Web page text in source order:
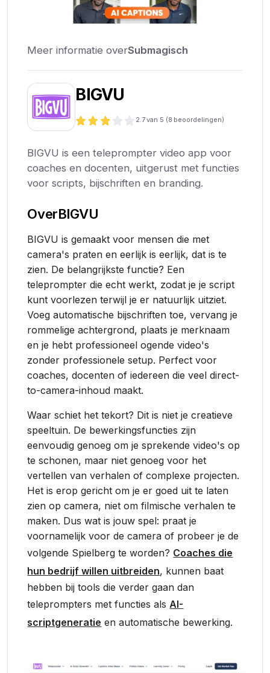
Meer informatie overSubmagisch
BIGVU
2.7van 5 (8 beoordelingen)
BIGVU is een teleprompter video app voor
coaches en docenten, uitgerust met functies
voor scripts, bijschriften en branding.
OverBIGVU
BIGVU is gemaakt voor mensen die met
camera's praten en eerlijk is eerlijk, dat is te
zien. De belangrijkste functie? Een
teleprompter die echt werkt, zodat je je script
kunt voorlezen terwijl je er natuurlijk uitziet.
Voeg automatische bijschriften toe, vervang je
rommelige achtergrond, plaats je merknaam
en je hebt professioneel ogende video's
zonder professionele setup. Perfect voor
coaches, docenten of iedereen die veel direct-
to-camera-inhoud maakt.
Waar schiet het tekort? Dit is niet je creatieve
speeltuin. De bewerkingsfuncties zijn
eenvoudig genoeg om je sprekende video's op
te schonen, maar niet genoeg voor het
vertellen van verhalen of complexe projecten.
Het is erop gericht om je er goed uit te laten
zien op camera, niet om filmische verhalen te
maken. Dus wat is jouw spel: praat je
voornamelijk voor de camera of probeer je de
volgende Spielberg te worden? Coaches die
hun bedrijf willen uitbreiden, kunnen baat
hebben bij tools die verder gaan dan
teleprompters met functies alsAI-
scriptgeneratie en automatische bewerking.